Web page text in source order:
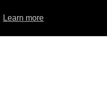
Learn more